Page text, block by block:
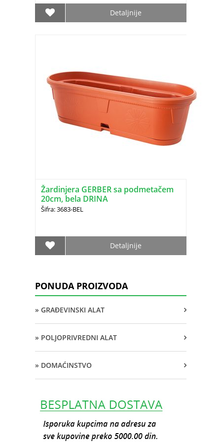
Detaljnije
Žardinjera GERBER sa podmetačem
20cm, bela DRINA
Šifra: 3683-BEL
Detaljnije
PONUDA PROIZVODA
» GRAĐEVINSKI ALAT
» POLJOPRIVREDNI ALAT
» DOMAĆINSTVO